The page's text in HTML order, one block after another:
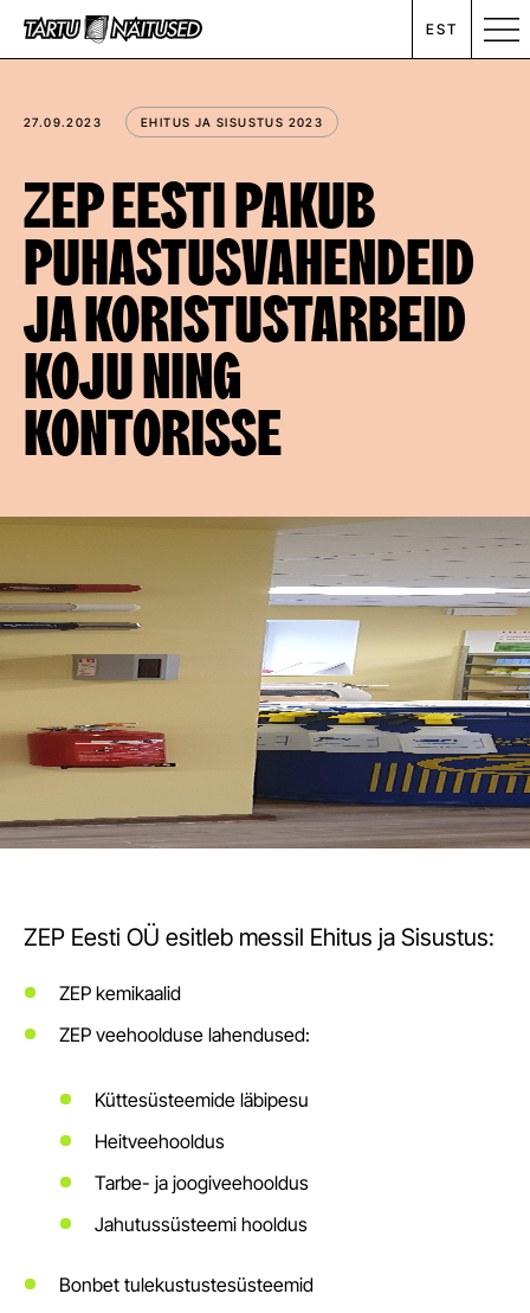
MESSIKALENDER
RENT
ETTEVÕTTEST
UUDISED
KONTAKT
EST
27.09.2023 EHITUS JA SISUSTUS 2023
ZEP EESTI PAKUB
PUHASTUSVAHENDEID
JA KORISTUSTARBEID
KOJU NING
KONTORISSE
ZEP Eesti OÜ esitleb messil Ehitus ja Sisustus:
ZEP kemikaalid
ZEP veehoolduse lahendused:
Küttesüsteemide läbipesu
Heitveehooldus
Tarbe- ja joogiveehooldus
Jahutussüsteemi hooldus
Bonbet tulekustustesüsteemid